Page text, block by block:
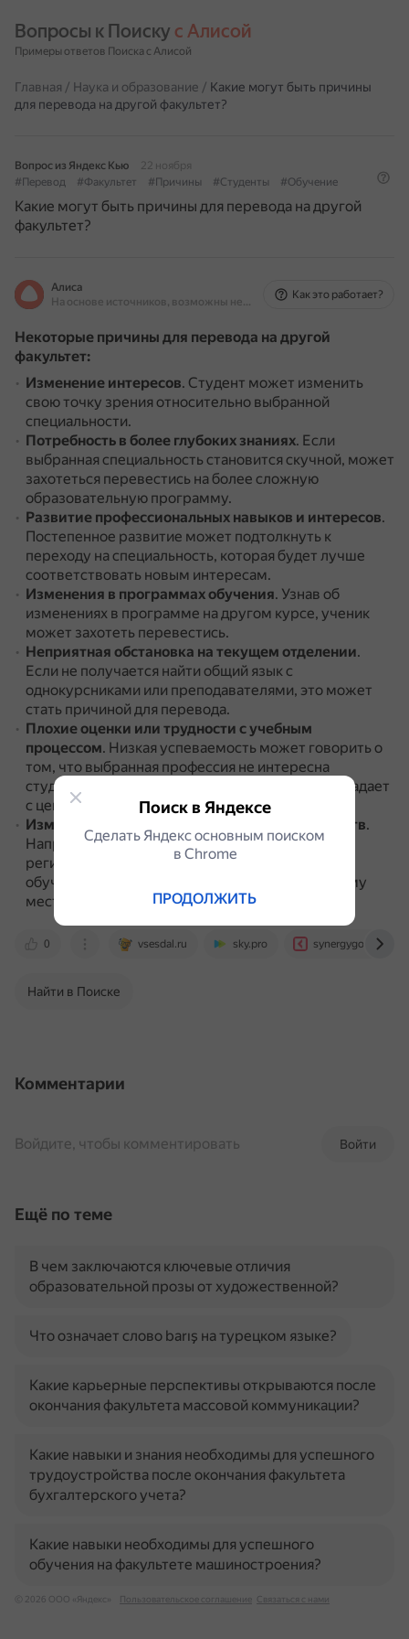
Вопросы к Поиску с Алисой
Примеры ответов Поиска с Алисой
Главная / Наука и образование / Какие могут быть причины
для перевода на другой факультет?
Вопрос из Яндекс Кью
22 ноября
#Перевод
#Факультет #Причины #Студенты #Обучение
Какие могут быть причины для перевода на другой
факультет?
Алиса
На основе источников, возможны неточности
Как это работает?
Некоторые причины для перевода на другой
факультет:
Изменение интересов. Студент может изменить
свою точку зрения относительно выбранной
специальности.
Потребность в более глубоких знаниях. Если
выбранная специальность становится скучной, может
захотеться перевестись на более сложную
образовательную программу.
Развитие профессиональных навыков и интересов.
Постепенное развитие может подтолкнуть к
переходу на специальность, которая будет лучше
соответствовать новым интересам.
Изменения в программах обучения. Узнав об
изменениях в программе на другом курсе, ученик
может захотеть перевестись.
Неприятная обстановка на текущем отделении.
Если не получается найти общий язык с
однокурсниками или преподавателями, это может
стать причиной для перевода.
Плохие оценки или трудности с учебным
процессом. Низкая успеваемость может говорить о
том, что выбранная профессия не интересна
студенту, не подходит по характеру или не совпадает
с ценностями и взглядами на жизнь.
Изменение личных или семейных обстоятельств.
Например, если студент переезжает в другой
регион, ему может быть удобнее продолжить
обучение на факультете, который ближе к новому
месту жительства.
0 vsesdal.ru sky.pro synergygo.ru
Найти в Поиске
Комментарии
Войти
Войдите, чтобы комментировать
Ещё по теме
В чем заключаются ключевые отличия
образовательной прозы от художественной?
Что означает слово barış на турецком языке?
Какие карьерные перспективы открываются после
окончания факультета массовой коммуникации?
Какие навыки и знания необходимы для успешного
трудоустройства после окончания факультета
бухгалтерского учета?
Какие навыки необходимы для успешного
обучения на факультете машиностроения?
© 2026 ООО «Яндекс» Пользовательское соглашение Связаться с нами
Поиск в Яндексе
Сделать Яндекс основным поиском
в Сhrome
ПРОДОЛЖИТЬ